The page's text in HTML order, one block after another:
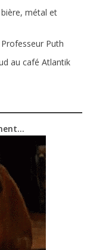
métal et
Puth
au café Atlantik